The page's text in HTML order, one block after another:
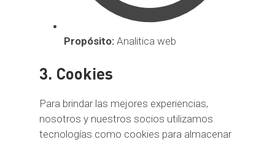
Propósito: Analitica web
3. Cookies
Para brindar las mejores experiencias,
nosotros y nuestros socios utilizamos
tecnologías como cookies para almacenar